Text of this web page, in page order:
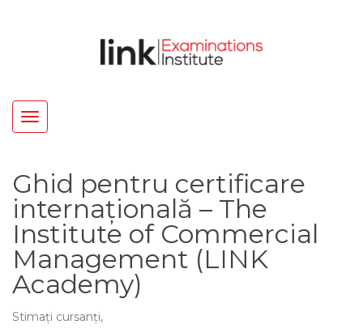
Toggle
navigation
Ghid pentru certificare
internațională – The
Institute of Commercial
Management (LINK
Academy)
Stimați cursanți,